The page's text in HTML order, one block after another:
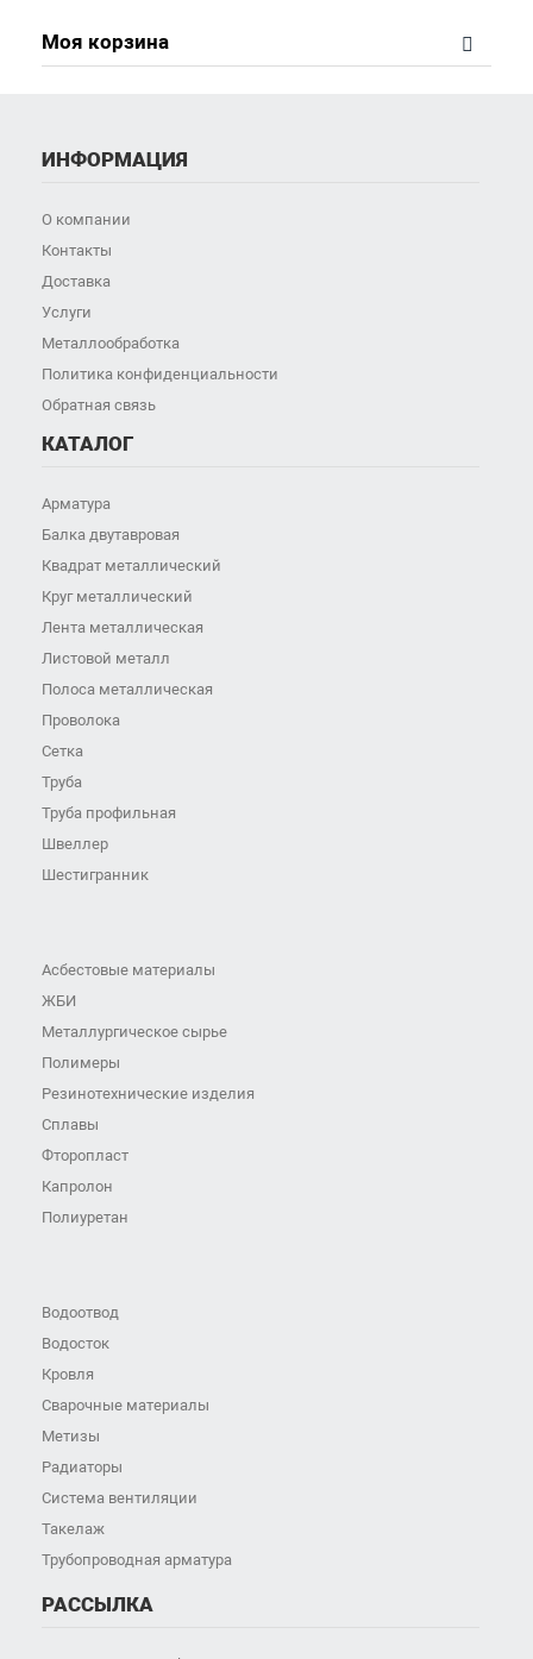
Моя корзина
ИНФОРМАЦИЯ
О компании
Контакты
Доставка
Услуги
Металлообработка
Политика конфиденциальности
Обратная связь
КАТАЛОГ
Арматура
Балка двутавровая
Квадрат металлический
Круг металлический
Лента металлическая
Листовой металл
Полоса металлическая
Проволока
Сетка
Труба
Труба профильная
Швеллер
Шестигранник
Асбестовые материалы
ЖБИ
Металлургическое сырье
Полимеры
Резинотехнические изделия
Сплавы
Фторопласт
Капролон
Полиуретан
Водоотвод
Водосток
Кровля
Сварочные материалы
Метизы
Радиаторы
Система вентиляции
Такелаж
Трубопроводная арматура
РАССЫЛКА